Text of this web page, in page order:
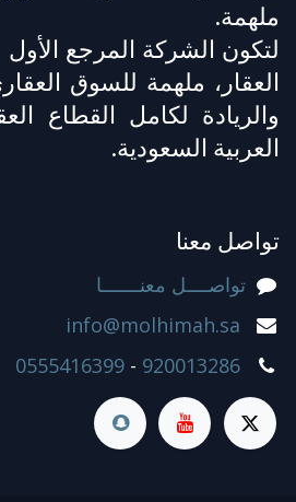
ملهمة.
لتكون الشركة المرجع
العقار، ملهمة للسوق
والريادة لكامل القطاع
العربية السعودية.
تواصل معنا
تواصــــل معنـــــــا
info@molhimah.sa
920013286
-
0555416399